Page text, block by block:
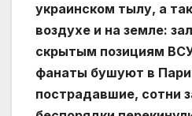
украинском тылу, а
воздухе и на земле:
скрытым позициям
фанаты бушуют в
пострадавшие, сотни